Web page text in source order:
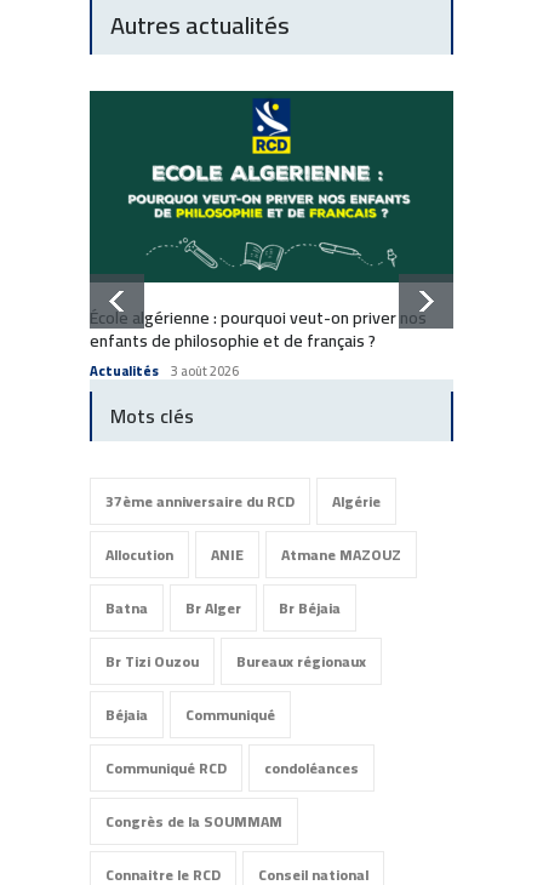
Autres actualités
École algérienne : pourquoi veut-on priver nos
enfants de philosophie et de français ?
Actualités 3 août 2026
Mots clés
37ème anniversaire du RCD
Algérie
Allocution
ANIE
Atmane MAZOUZ
Batna
Br Alger
Br Béjaia
Br Tizi Ouzou
Bureaux régionaux
Béjaia
Communiqué
Communiqué RCD
condoléances
Congrès de la SOUMMAM
Connaitre le RCD
Conseil national